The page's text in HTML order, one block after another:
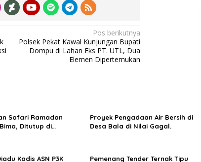
Pos berikutnya
Polsek Pekat Kawal Kunjungan Bupati
Dompu di Lahan Eks PT. UTL, Dua
Elemen Dipertemukan
Safari Ramadan
Ditutup di
Proyek Pengadaan Air Bersih di
Desa Bala di Nilai Gagal.
Kadis ASN P3K
Pemenang Tender Ternak Tipu